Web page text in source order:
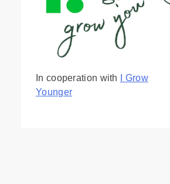
In cooperation with
I Grow
Younger